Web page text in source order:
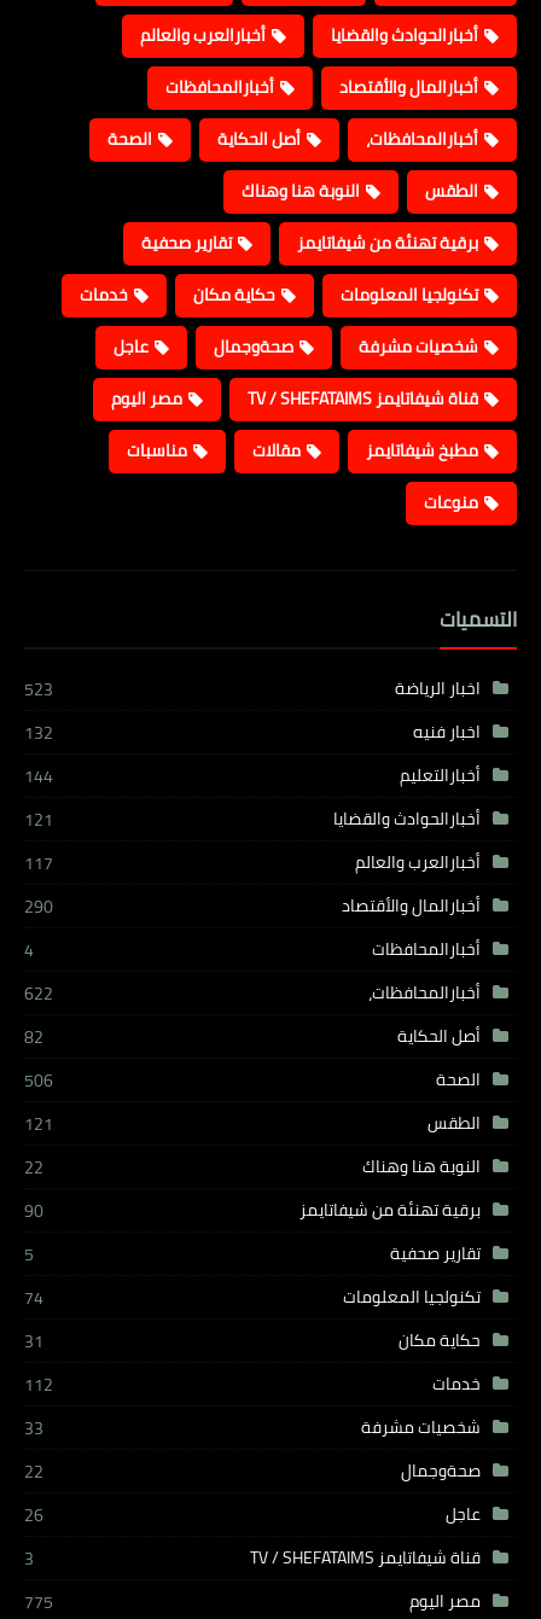
أخبارالحوادث والقضايا
أخبارالعرب والعالم
أخبارالمال والأقتصاد
أخبارالمحافظات
أخبارالمحافظات،
أصل الحكاية
الصحة
الطقس
النوبة هنا وهناك
برقية تهنئة من شيفاتايمز
تقارير صحفية
تكنولجيا المعلومات
حكاية مكان
خدمات
شخصيات مشرفة
صحةوجمال
عاجل
قناة شيفاتايمز TV / SHEFATAIMS
مصر اليوم
مطبخ شيفاتايمز
مقالات
مناسبات
منوعات
التسميات
اخبار الرياضة
523
اخبار فنيه
132
أخبارالتعليم
144
أخبارالحوادث والقضايا
121
أخبارالعرب والعالم
117
أخبارالمال والأقتصاد
290
أخبارالمحافظات
4
أخبارالمحافظات،
622
أصل الحكاية
82
الصحة
506
الطقس
121
النوبة هنا وهناك
22
برقية تهنئة من شيفاتايمز
90
تقارير صحفية
5
تكنولجيا المعلومات
74
حكاية مكان
31
خدمات
112
شخصيات مشرفة
33
صحةوجمال
22
عاجل
26
قناة شيفاتايمز TV / SHEFATAIMS
3
مصر اليوم
775